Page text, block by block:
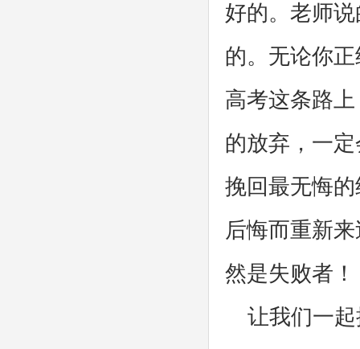
好的。老师
的。无论你
高考这条路
的放弃，一
挽回最无悔
后悔而重新
然是失败者！
让我们一起